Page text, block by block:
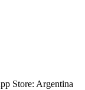
Store: Argentina